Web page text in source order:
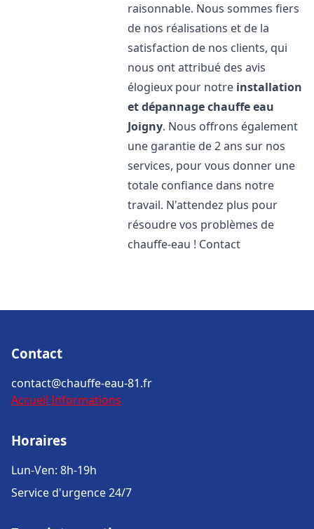
raisonnable. Nous sommes fiers
de nos réalisations et de la
satisfaction de nos clients, qui
nous ont attribué des avis
élogieux pour notre installation
et dépannage chauffe eau
Joigny. Nous offrons également
une garantie de 2 ans sur nos
services, pour vous donner une
totale confiance dans notre
travail. N'attendez plus pour
résoudre vos problèmes de
chauffe-eau ! Contact
Contact
contact@chauffe-eau-81.fr
Accueil Informations
Horaires
Lun-Ven: 8h-19h
Service d'urgence 24/7